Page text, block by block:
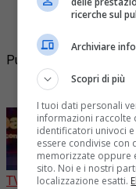
scoprire chi sarà
aspettare
Pubblicità
I più letti
TV 3 giorni fa
ricerche sul
Archiviare
Scopri di più
I tuoi dati personali
informazioni raccolte
identificatori univoci
essere condivise con
memorizzate oppure
sito. Noi e i nostri
localizzazione esatti.